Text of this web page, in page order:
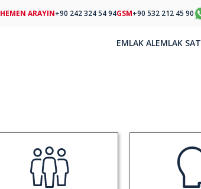
HEMEN ARAYIN+90 242 324 54 94GSM+90 532 212 45 90
EMLAK ALEMLAK SAT